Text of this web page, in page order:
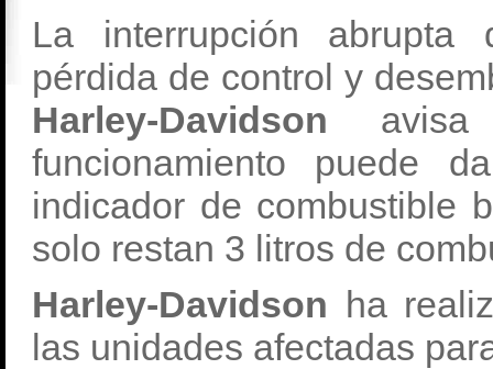
La interrupción abrupta
pérdida de control y
Harley-Davidson
funcionamiento puede
indicador de combustible
solo restan 3 litros de
Harley-Davidson ha
las unidades afectadas